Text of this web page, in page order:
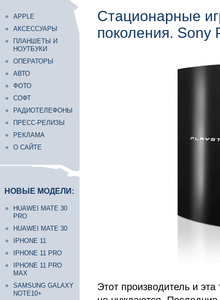
APPLE
АКСЕССУАРЫ
ПЛАНШЕТЫ И
НОУТБУКИ
ОПЕРАТОРЫ
АВТО
ФОТО
СОФТ
РАДИОТЕЛЕФОНЫ
ПРЕСС-РЕЛИЗЫ
РЕКЛАМА
О САЙТЕ
НОВЫЕ МОДЕЛИ:
HUAWEI MATE 30
PRO
HUAWEI MATE 30
IPHONE 11
IPHONE 11 PRO
IPHONE 11 PRO
MAX
SAMSUNG GALAXY
NOTE10+
Стационарные
поколения. Sony
Этот производитель и